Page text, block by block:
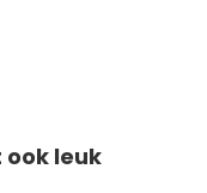
ook leuk